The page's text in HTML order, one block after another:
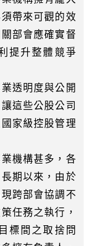
帶來可觀的效
部會應確實督
提升整體競爭
透明度與公開
這些公股公司
家級控股管理
機構甚多，各
期以來，由於
跨部會協調不
任務之執行，
標間之取捨問